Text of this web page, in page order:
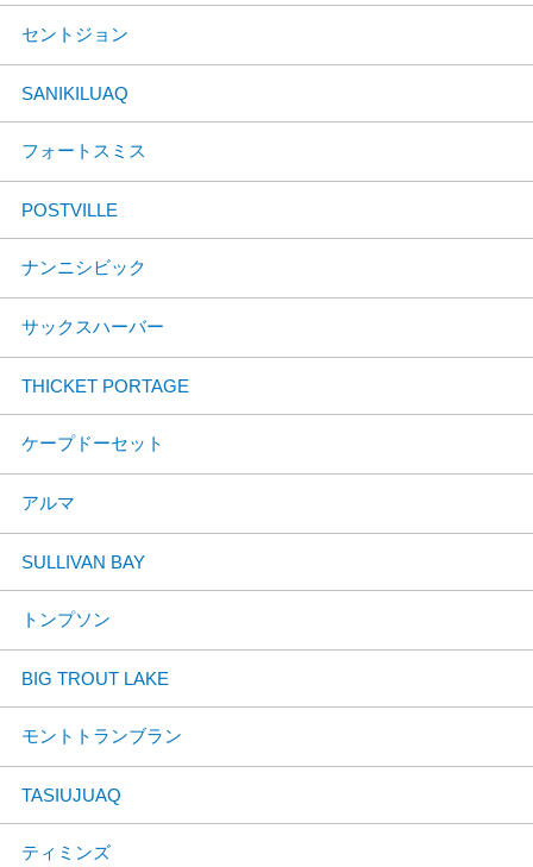
セントジョン
SANIKILUAQ
フォートスミス
POSTVILLE
ナンニシビック
サックスハーバー
THICKET PORTAGE
ケープドーセット
アルマ
SULLIVAN BAY
トンプソン
BIG TROUT LAKE
モントトランブラン
TASIUJUAQ
ティミンズ